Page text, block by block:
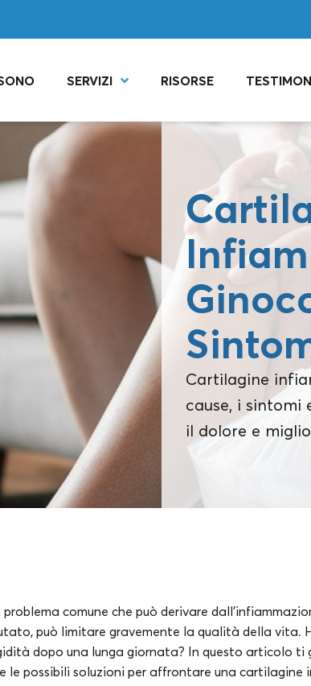
SERVIZI RISORSE
Cartilagine
cause, i
il dolore e
comune che può derivare
può limitare gravemente la qualità della vita.
dopo una lunga giornata? In questo articolo ti
le possibili soluzioni per affrontare una